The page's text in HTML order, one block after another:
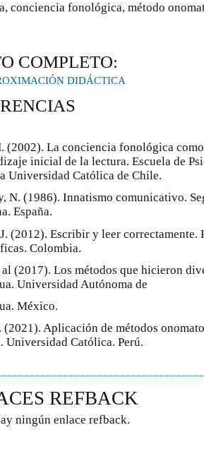
conciencia fonológica, método
COMPLETO:
DIDÁCTICA
(2002). La conciencia fonológica
inicial de la lectura. Escuela de
Universidad Católica de Chile.
N. (1986). Innatismo comunicativo.
España.
(2012). Escribir y leer
Colombia.
al (2017). Los métodos que hicieron
Universidad Autónoma de
México.
(2021). Aplicación de métodos
Universidad Católica. Perú.
REFBACK
ningún enlace refback.